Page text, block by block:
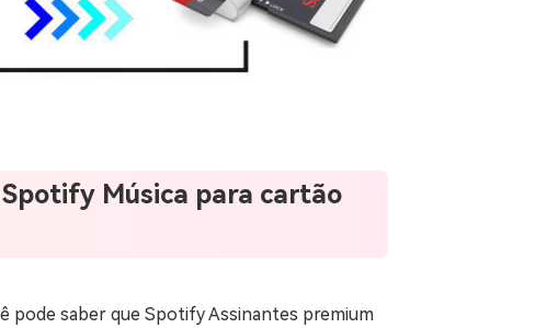
Música para cartão
pode saber que Spotify Assinantes premium